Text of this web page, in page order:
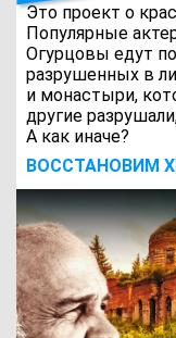
Это проект о
Популярные
Огурцовы едут
разрушенных в
и монастыри,
другие
А как иначе?
ВОCСТАНОВИМ